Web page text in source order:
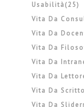
Usabilità(25)
Vita Da
Vita Da
Vita Da
Vita Da
Vita Da
Vita Da
Vita Da